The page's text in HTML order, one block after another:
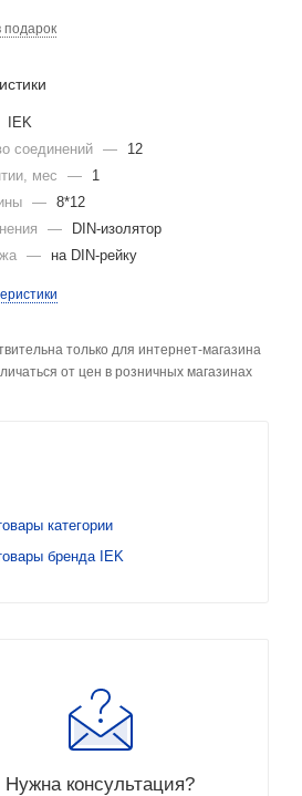
подарок
IEK
соединений
—
12
мес
—
1
— 8*12
—
DIN-изолятор
— на DIN-рейку
только для интернет-магазина
от цен в розничных магазинах
категории
бренда IEK
Нужна консультация?